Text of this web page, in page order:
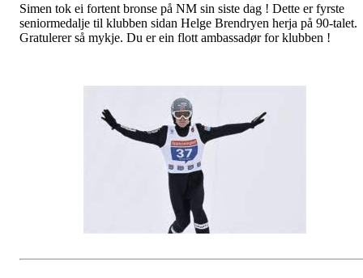
Simen tok ei fortent bronse på NM sin siste dag ! Dette er fyrste
seniormedalje til klubben sidan Helge Brendryen herja på 90-talet.
Gratulerer så mykje. Du er ein flott ambassadør for klubben !